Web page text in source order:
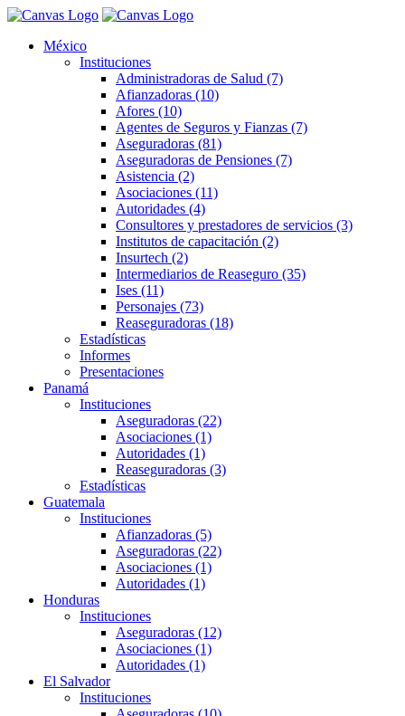
México
Instituciones
Administradoras de Salud (7)
Afianzadoras (10)
Afores (10)
Agentes de Seguros y Fianzas (7)
Aseguradoras (81)
Aseguradoras de Pensiones (7)
Asistencia (2)
Asociaciones (11)
Autoridades (4)
Consultores y prestadores de servicios (3)
Institutos de capacitación (2)
Insurtech (2)
Intermediarios de Reaseguro (35)
Ises (11)
Personajes (73)
Reaseguradoras (18)
Estadísticas
Informes
Presentaciones
Panamá
Instituciones
Aseguradoras (22)
Asociaciones (1)
Autoridades (1)
Reaseguradoras (3)
Estadísticas
Guatemala
Instituciones
Afianzadoras (5)
Aseguradoras (22)
Asociaciones (1)
Autoridades (1)
Honduras
Instituciones
Aseguradoras (12)
Asociaciones (1)
Autoridades (1)
El Salvador
Instituciones